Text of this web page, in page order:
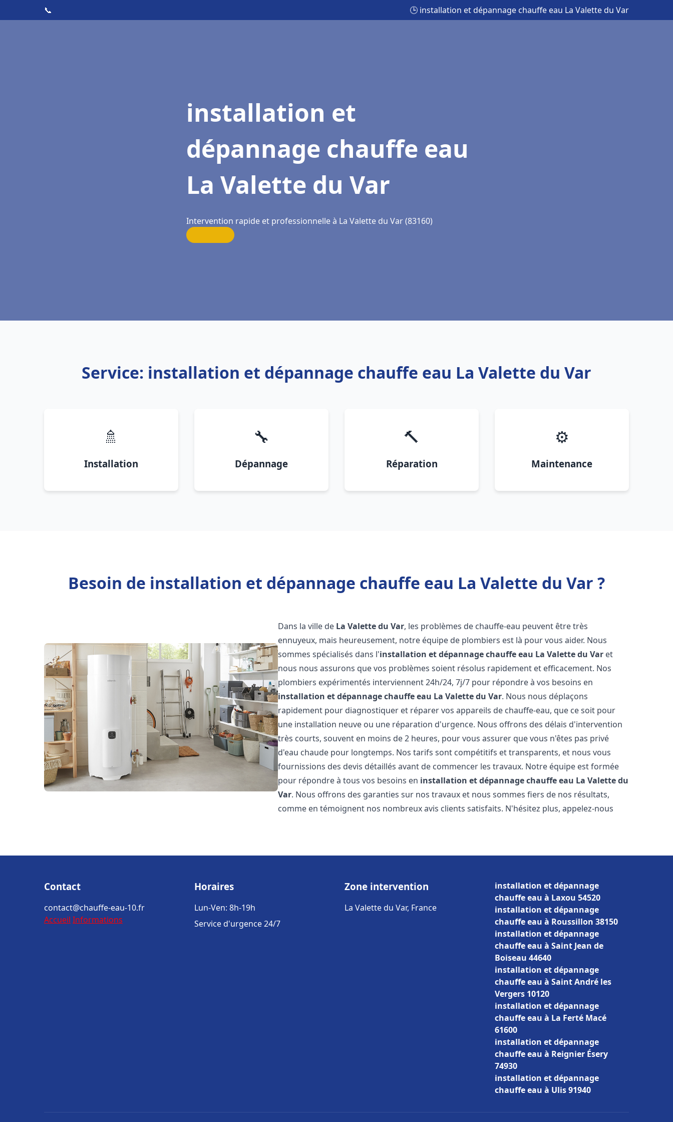
📞 🕒 installation et dépannage chauffe eau La Valette du Var
installation et
dépannage chauffe eau
La Valette du Var
Intervention rapide et professionnelle à La Valette du Var (83160)
Service: installation et dépannage chauffe eau La Valette du Var
🚿
Installation
🔧
Dépannage
🔨
Réparation
⚙️
Maintenance
Besoin de installation et dépannage chauffe eau La Valette du Var ?
Dans la ville de La Valette du Var, les problèmes de chauffe-eau peuvent être très
ennuyeux, mais heureusement, notre équipe de plombiers est là pour vous aider. Nous
sommes spécialisés dans l'installation et dépannage chauffe eau La Valette du Var et
nous nous assurons que vos problèmes soient résolus rapidement et efficacement. Nos
plombiers expérimentés interviennent 24h/24, 7j/7 pour répondre à vos besoins en
installation et dépannage chauffe eau La Valette du Var. Nous nous déplaçons
rapidement pour diagnostiquer et réparer vos appareils de chauffe-eau, que ce soit pour
une installation neuve ou une réparation d'urgence. Nous offrons des délais d'intervention
très courts, souvent en moins de 2 heures, pour vous assurer que vous n'êtes pas privé
d'eau chaude pour longtemps. Nos tarifs sont compétitifs et transparents, et nous vous
fournissions des devis détaillés avant de commencer les travaux. Notre équipe est formée
pour répondre à tous vos besoins en installation et dépannage chauffe eau La Valette du
Var. Nous offrons des garanties sur nos travaux et nous sommes fiers de nos résultats,
comme en témoignent nos nombreux avis clients satisfaits. N'hésitez plus, appelez-nous
Contact
contact@chauffe-eau-10.fr
Accueil Informations
Horaires
Lun-Ven: 8h-19h
Service d'urgence 24/7
Zone intervention
La Valette du Var, France
installation et dépannage
chauffe eau à Laxou 54520
installation et dépannage
chauffe eau à Roussillon 38150
installation et dépannage
chauffe eau à Saint Jean de
Boiseau 44640
installation et dépannage
chauffe eau à Saint André les
Vergers 10120
installation et dépannage
chauffe eau à La Ferté Macé
61600
installation et dépannage
chauffe eau à Reignier Ésery
74930
installation et dépannage
chauffe eau à Ulis 91940